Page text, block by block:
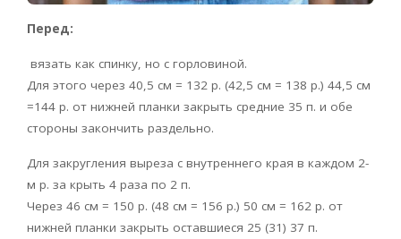
Перед:
вязать как спинку, но с горловиной.
Для этого через 40,5 см = 132 р. (42,5 см = 138 р.) 44,5 см
=144 р. от нижней планки закрыть средние 35 п. и обе
стороны закончить раздельно.
Для закругления выреза с внутреннего края в каждом 2-
м р. за крыть 4 раза по 2 п.
Через 46 см = 150 р. (48 см = 156 р.) 50 см = 162 р. от
нижней планки закрыть оставшиеся 25 (31) 37 п.